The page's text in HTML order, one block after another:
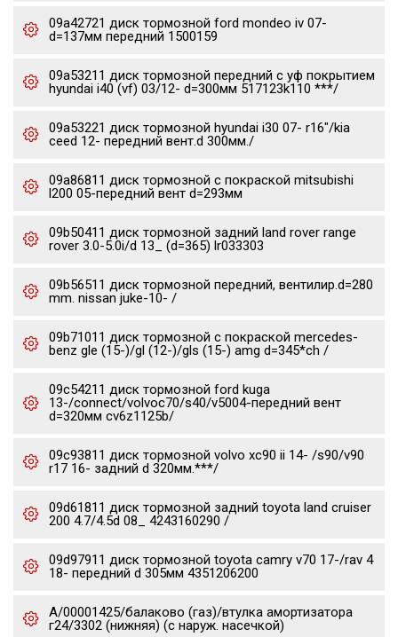
09a42721 диск тормозной ford mondeo iv 07-
d=137мм передний 1500159
09a53211 диск тормозной передний с уф покрытием
hyundai i40 (vf) 03/12- d=300мм 517123k110 ***/
09a53221 диск тормозной hyundai i30 07- r16"/kia
ceed 12- передний вент.d 300мм./
09a86811 диск тормозной с покраской mitsubishi
l200 05-передний вент d=293мм
09b50411 диск тормозной задний land rover range
rover 3.0-5.0i/d 13_ (d=365) lr033303
09b56511 диск тормозной передний, вентилир.d=280
mm. nissan juke-10- /
09b71011 диск тормозной с покраской mercedes-
benz gle (15-)/gl (12-)/gls (15-) amg d=345*ch /
09c54211 диск тормозной ford kuga
13-/connect/volvoc70/s40/v5004-передний вент
d=320мм cv6z1125b/
09c93811 диск тормозной volvo xc90 ii 14- /s90/v90
r17 16- задний d 320мм.***/
09d61811 диск тормозной задний toyota land cruiser
200 4.7/4.5d 08_ 4243160290 /
09d97911 диск тормозной toyota camry v70 17-/rav 4
18- передний d 305мм 4351206200
А/00001425/балаково (газ)/втулка амортизатора
г24/3302 (нижняя) (с наруж. насечкой)